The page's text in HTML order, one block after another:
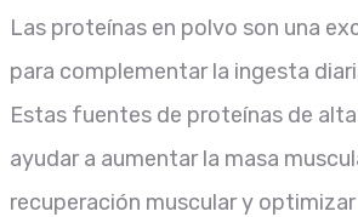
Las proteínas en polvo son una
para complementar la ingesta
Estas fuentes de proteínas de
ayudar a aumentar la masa
recuperación muscular y